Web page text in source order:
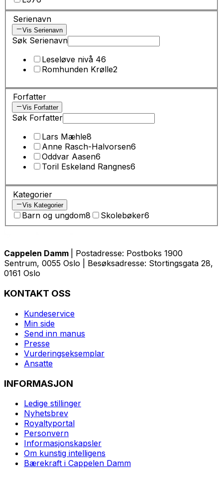
Serienavn
Vis Serienavn
Søk Serienavn
Leseløve nivå 46
Romhunden Krølle2
Forfatter
Vis Forfatter
Søk Forfatter
Lars Mæhle8
Anne Rasch-Halvorsen6
Oddvar Aasen6
Toril Eskeland Rangnes6
Kategorier
Vis Kategorier
Barn og ungdom8 Skolebøker6
Cappelen Damm
| Postadresse: Postboks 1900
Sentrum, 0055 Oslo | Besøksadresse: Stortingsgata 28,
0161 Oslo
KONTAKT OSS
Kundeservice
Min side
Send inn manus
Presse
Vurderingseksemplar
Ansatte
INFORMASJON
Ledige stillinger
Nyhetsbrev
Royaltyportal
Personvern
Informasjonskapsler
Om kunstig intelligens
Bærekraft i Cappelen Damm